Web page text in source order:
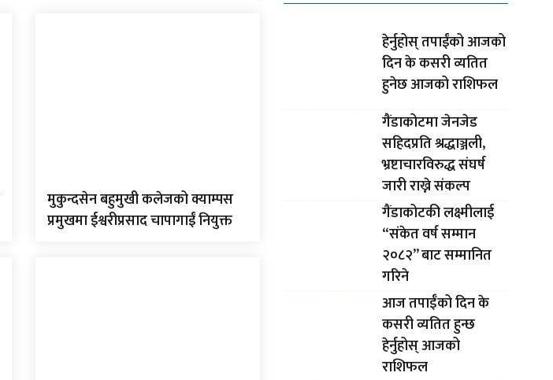
मुकुन्दसेन बहुमुखी कलेजको क्याम्पस
प्रमुखमा ईश्वरीप्रसाद चापागाईं नियुक्त
हेर्नुहोस् तपाईंको आजको
दिन के कसरी व्यतित
हुनेछ आजको राशिफल
गैंडाकोटमा जेनजेड
सहिदप्रति श्रद्धाञ्जली,
भ्रष्टाचारविरुद्ध संघर्ष
जारी राख्ने संकल्प
गैंडाकोटकी लक्ष्मीलाई
“संकेत वर्ष सम्मान
२०८२” बाट सम्मानित
गरिने
आज तपाईँको दिन के
कसरी व्यतित हुन्छ
हेर्नुहोस् आजको
राशिफल